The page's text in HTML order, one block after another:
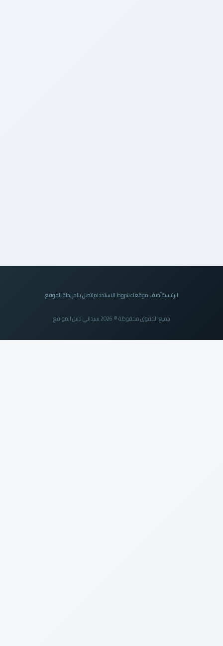
أضف موقعكشروط الاستخداماتصل بناخريطة الموقع
جميع الحقوق محفوظة © 2026 سيداني دليل المواقع